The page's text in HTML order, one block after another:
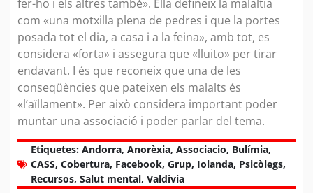
fer-ho i els altres també». Ella defineix la malaltia
com «una motxilla plena de pedres i que la portes
posada tot el dia, a casa i a la feina», amb tot, es
considera «forta» i assegura que «lluito» per tirar
endavant. I és que reconeix que una de les
conseqüències que pateixen els malalts és
«l’aïllament». Per això considera important poder
muntar una associació i poder parlar del tema.
Etiquetes: Andorra, Anorèxia, Associacio, Bulímia,
CASS, Cobertura, Facebook, Grup, Iolanda, Psicòlegs,
Recursos, Salut mental, Valdivia